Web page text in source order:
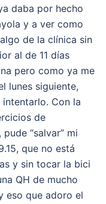
daba por hecho
y a ver como
de la clínica sin
al de 11 días
pero como ya me
lunes siguiente,
Con la
de
“salvar” mi
que no está
y sin tocar la bici
QH de mucho
eso que adoro el